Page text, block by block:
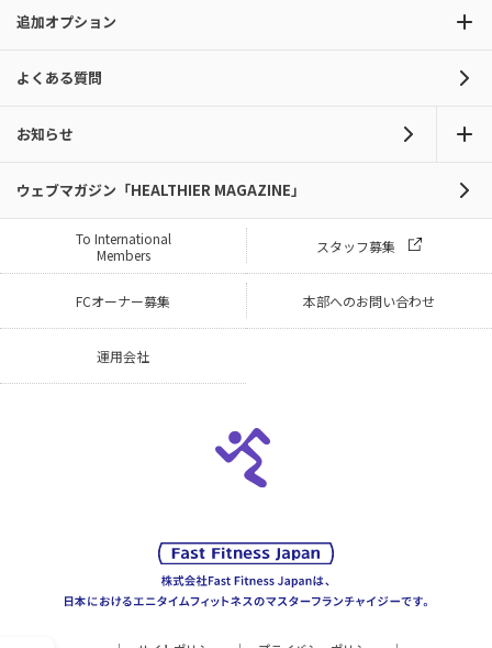
追加オプション
よくある質問
お知らせ
ウェブマガジン「HEALTHIER MAGAZINE」
To International
Members
スタッフ募集
FCオーナー募集 本部へのお問い合わせ
運用会社